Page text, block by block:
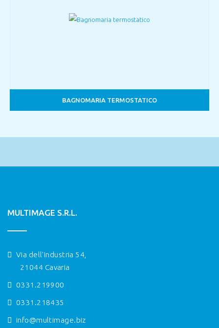
BAGNOMARIA TERMOSTATICO
MULTIMAGE S.R.L.
Via dell'Industria 54,
21044 Cavaria
0331.219900
0331.218435
info@multimage.biz